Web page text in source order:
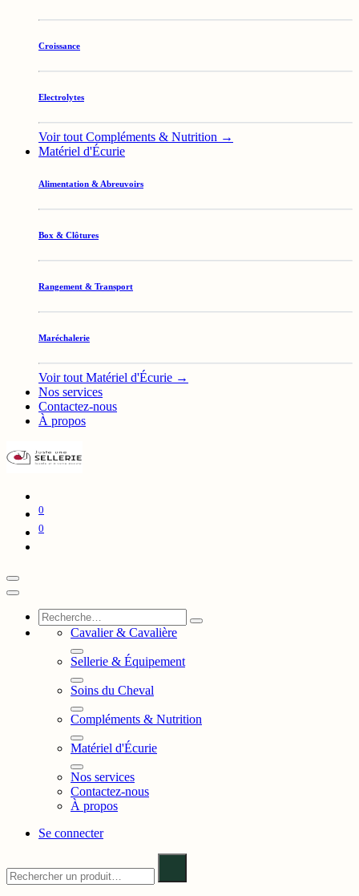
Croissance
Electrolytes
Voir tout Compléments & Nutrition →
Matériel d'Écurie
Alimentation & Abreuvoirs
Box & Clôtures
Rangement & Transport
Maréchalerie
Voir tout Matériel d'Écurie →
Nos services
Contactez-nous
À propos
0
0
Cavalier & Cavalière
Sellerie & Équipement
Soins du Cheval
Compléments & Nutrition
Matériel d'Écurie
Nos services
Contactez-nous
À propos
Se connecter